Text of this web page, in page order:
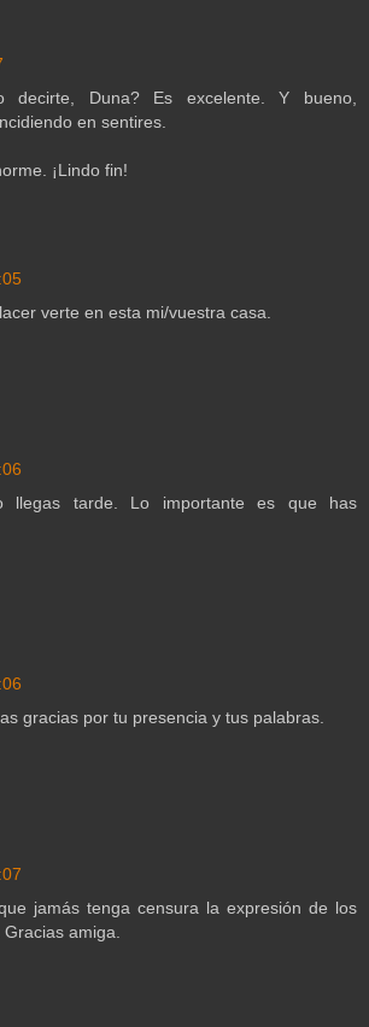
decirte, Duna? Es excelente. Y bueno,
en sentires.
¡Lindo fin!
verte en esta mi/vuestra casa.
llegas tarde. Lo importante es que has
gracias por tu presencia y tus palabras.
jamás tenga censura la expresión de los
amiga.